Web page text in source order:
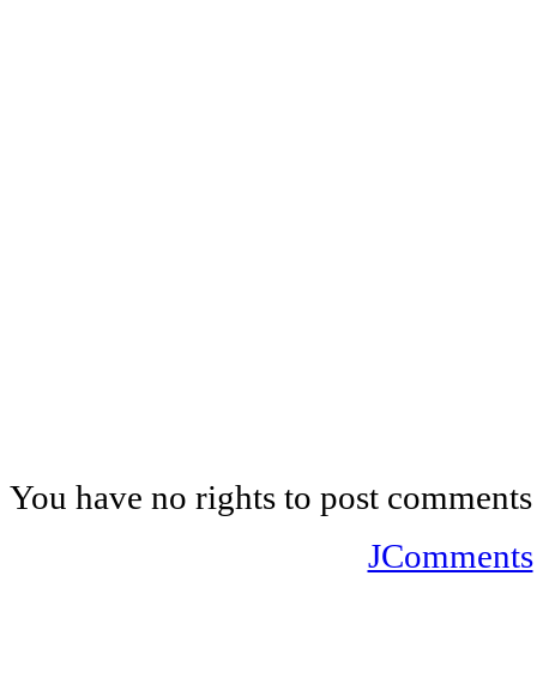
You have no rights to post comments
JComments